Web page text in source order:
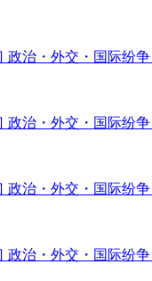
政治・外交・国际
政治・外交・国际
政治・外交・国际
政治・外交・国际